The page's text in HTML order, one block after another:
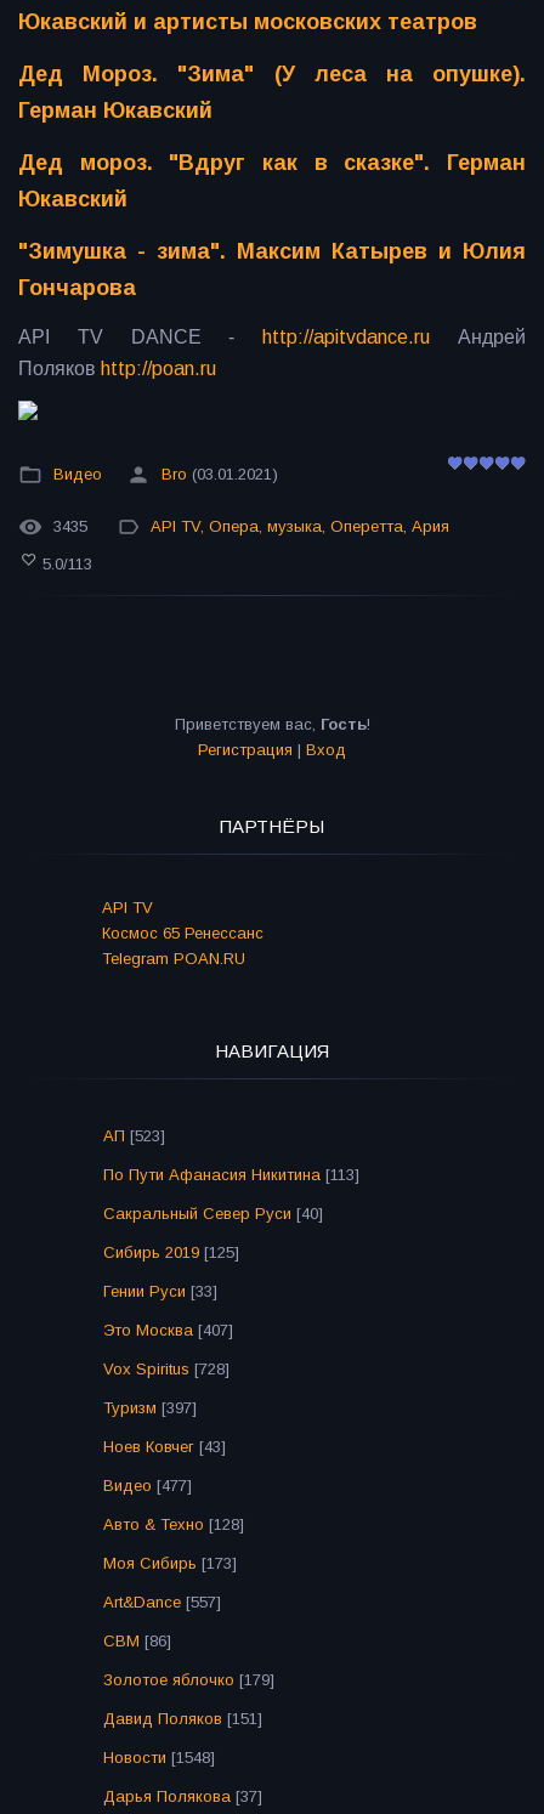
Юкавский и артисты московских театров
Дед Мороз. "Зима" (У леса на опушке).
Герман Юкавский
Дед мороз. "Вдруг как в сказке". Герман
Юкавский
"Зимушка - зима". Максим Катырев и Юлия
Гончарова
API TV DANCE - http://apitvdance.ru Андрей
Поляков http://poan.ru
Видео Bro (03.01.2021)
3435 API TV, Опера, музыка, Оперетта, Ария
5.0/113
Приветствуем вас, Гость!
Регистрация | Вход
ПАРТНЁРЫ
API TV
Космос 65 Ренессанс
Telegram POAN.RU
НАВИГАЦИЯ
АП [523]
По Пути Афанасия Никитина [113]
Сакральный Север Руси [40]
Сибирь 2019 [125]
Гении Руси [33]
Это Москва [407]
Vox Spiritus [728]
Туризм [397]
Ноев Ковчег [43]
Видео [477]
Авто & Техно [128]
Моя Сибирь [173]
Art&Dance [557]
СВМ [86]
Золотое яблочко [179]
Давид Поляков [151]
Новости [1548]
Дарья Полякова [37]